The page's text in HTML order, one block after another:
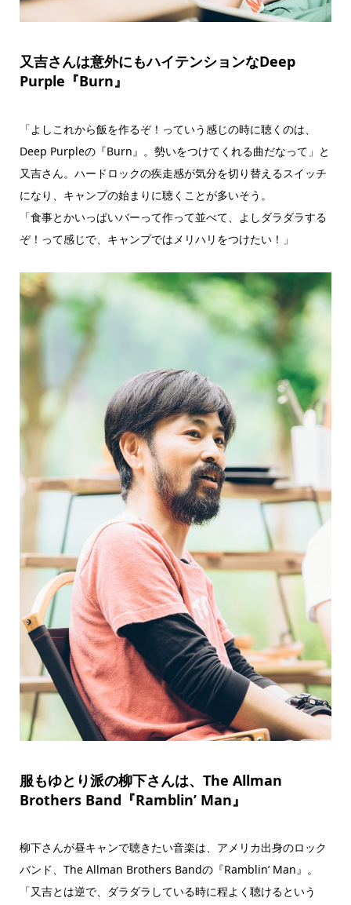
又吉さんは意外にもハイテンションなDeep
Purple『Burn』
「よしこれから飯を作るぞ！っていう感じの時に聴くのは、
Deep Purpleの『Burn』。勢いをつけてくれる曲だなって」と
又吉さん。ハードロックの疾走感が気分を切り替えるスイッチ
になり、キャンプの始まりに聴くことが多いそう。
「食事とかいっぱいバーって作って並べて、よしダラダラする
ぞ！って感じで、キャンプではメリハリをつけたい！」
服もゆとり派の柳下さんは、The Allman
Brothers Band『Ramblin’ Man』
柳下さんが昼キャンで聴きたい音楽は、アメリカ出身のロック
バンド、The Allman Brothers Bandの『Ramblin’ Man』。
「又吉とは逆で、ダラダラしている時に程よく聴けるという